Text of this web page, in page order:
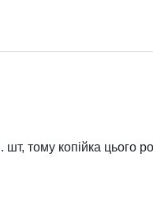
тому копійка цього